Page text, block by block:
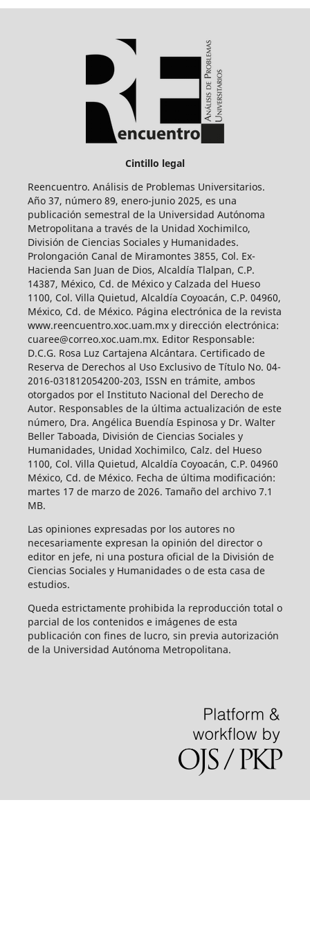
Cintillo legal
Reencuentro. Análisis de Problemas Universitarios.
Año 37, número 89, enero-junio 2025, es una
publicación semestral de la Universidad Autónoma
Metropolitana a través de la Unidad Xochimilco,
División de Ciencias Sociales y Humanidades.
Prolongación Canal de Miramontes 3855, Col. Ex-
Hacienda San Juan de Dios, Alcaldía Tlalpan, C.P.
14387, México, Cd. de México y Calzada del Hueso
1100, Col. Villa Quietud, Alcaldía Coyoacán, C.P. 04960,
México, Cd. de México. Página electrónica de la revista
www.reencuentro.xoc.uam.mx y dirección electrónica:
cuaree@correo.xoc.uam.mx. Editor Responsable:
D.C.G. Rosa Luz Cartajena Alcántara. Certificado de
Reserva de Derechos al Uso Exclusivo de Título No. 04-
2016-031812054200-203, ISSN en trámite, ambos
otorgados por el Instituto Nacional del Derecho de
Autor. Responsables de la última actualización de este
número, Dra. Angélica Buendía Espinosa y Dr. Walter
Beller Taboada, División de Ciencias Sociales y
Humanidades, Unidad Xochimilco, Calz. del Hueso
1100, Col. Villa Quietud, Alcaldía Coyoacán, C.P. 04960
México, Cd. de México. Fecha de última modificación:
martes 17 de marzo de 2026. Tamaño del archivo 7.1
MB.
Las opiniones expresadas por los autores no
necesariamente expresan la opinión del director o
editor en jefe, ni una postura oficial de la División de
Ciencias Sociales y Humanidades o de esta casa de
estudios.
Queda estrictamente prohibida la reproducción total o
parcial de los contenidos e imágenes de esta
publicación con fines de lucro, sin previa autorización
de la Universidad Autónoma Metropolitana.